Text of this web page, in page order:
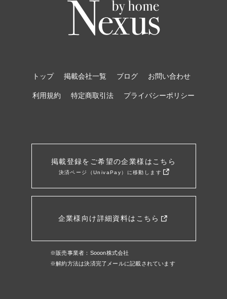
トップ 掲載会社一覧 ブログ お問い合わせ
利用規約 特定商取引法 プライバシーポリシー
掲載登録をご希望の企業様はこちら
決済ページ（UnivaPay）に移動します
企業様向け詳細資料はこちら
※販売事業者：Sooon株式会社
※解約方法は決済完了メールに記載されています